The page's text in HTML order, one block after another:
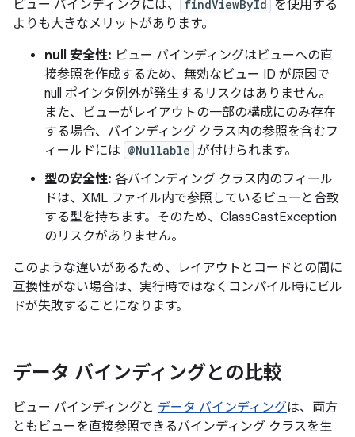
ビュー バインディングには、 findViewById
を使用する
よりも大きなメリットがあります。
null 安全性: ビュー バインディングはビューへの直
接参照を作成するため、無効なビュー ID が原因で
null ポインタ例外が発生するリスクはありません。
また、ビューがレイアウトの一部の構成にのみ存在
する場合、バインディング クラス内の参照を含むフ
ィールドには @Nullable が付けられます。
型の安全性: 各バインディング クラス内のフィール
ドは、XML ファイル内で参照しているビューと合致
する型を持ちます。そのため、ClassCastException
のリスクがありません。
このような違いがあるため、レイアウトとコードとの間に
互換性がない場合は、実行時ではなくコンパイル時にビル
ドが失敗することになります。
データ バインディングとの比較
ビュー バインディングと データ バインディングは、両方
ともビューを直接参照できるバインディング クラスを生